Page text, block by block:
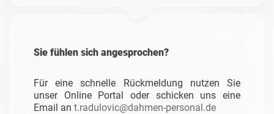
Sie fühlen sich angesprochen?
Für eine schnelle Rückmeldung nutzen Sie
unser Online Portal oder schicken uns eine
Email an t.radulovic@dahmen-personal.de